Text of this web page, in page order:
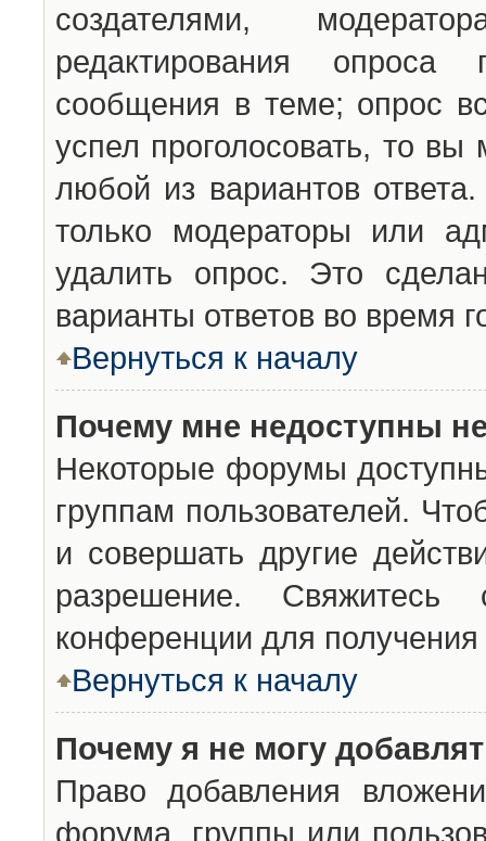
создателями,
редактирования опроса
сообщения в теме; опрос
успел проголосовать, то вы
любой из вариантов
только модераторы или
удалить опрос. Это
варианты ответов во время
Вернуться к началу
Почему мне недоступны
Некоторые форумы
группам пользователей.
и совершать другие
разрешение. Свяжитесь
конференции для получения
Вернуться к началу
Почему я не могу
Право добавления
форума, группы или